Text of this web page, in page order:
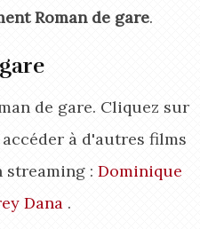
Roman de gare.
de gare. Cliquez sur
à d'autres films
streaming : Dominique
Dana.